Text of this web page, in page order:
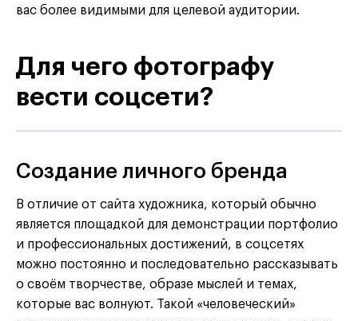
вас более видимыми для целевой аудитории.
Для чего фотографу
вести соцсети?
Создание личного бренда
В отличие от сайта художника, который обычно
является площадкой для демонстрации портфолио
и профессиональных достижений, в соцсетях
можно постоянно и последовательно рассказывать
о своём творчестве, образе мыслей и темах,
которые вас волнуют. Такой «человеческий»